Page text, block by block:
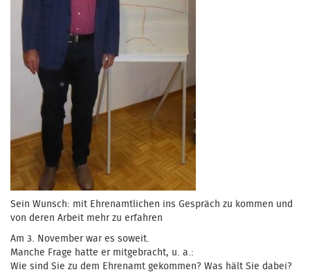
Sein Wunsch: mit Ehrenamtlichen ins Gespräch zu kommen und
von deren Arbeit mehr zu erfahren
Am 3. November war es soweit.
Manche Frage hatte er mitgebracht, u. a.:
Wie sind Sie zu dem Ehrenamt gekommen? Was hält Sie dabei?